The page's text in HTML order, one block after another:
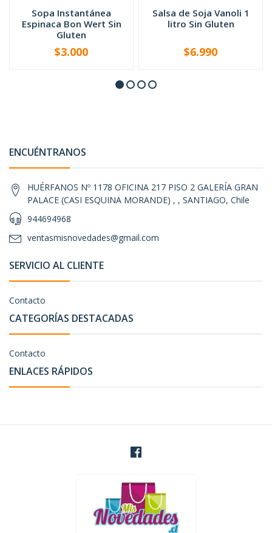
Sopa Instantánea
Espinaca Bon Wert Sin
Gluten
+
$3.000
Salsa de Soja Vanoli 1
litro Sin Gluten
+
$6.990
ENCUÉNTRANOS
HUÉRFANOS Nº 1178 OFICINA 217 PISO 2 GALERÍA GRAN
PALACE (CASI ESQUINA MORANDE) , , SANTIAGO, Chile
944694968
ventasmisnovedades@gmail.com
SERVICIO AL CLIENTE
Contacto
CATEGORÍAS DESTACADAS
Contacto
ENLACES RÁPIDOS